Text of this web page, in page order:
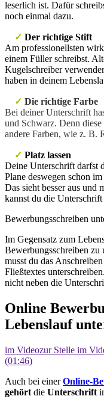
leserlich ist. Dafür
noch einmal dazu.
✓ Der richtige Stift
Am professionellsten
einem Füller schreibst.
Kugelschreiber
haben in deinem
✓ Die richtige Farbe
Bei deiner Unterschrift
und Schwarz. Denn
andere Farben, wie z. B.
✓ Platz lassen
Deine Unterschrift darfst
Plane deswegen schon
Das sieht besser aus und
kannst du die
Bewerbungsschreiben
Im Gegensatz zum
Bewerbungsschreiben zu
musst du das
Fließtextes
nicht neben die
Online
Lebenslauf
im Videozur Stelle im
(01:46)
Auch bei einerOnline-
gehört die Unterschrift